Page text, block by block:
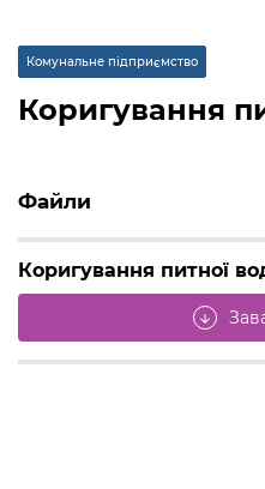
Комунальне підприємство
Коригування
Файли
Коригування питної
arrow_downward